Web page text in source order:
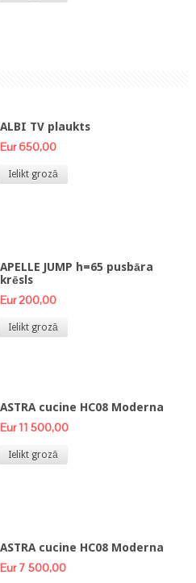
ALBI TV plaukts
Eur 650,00
Ielikt grozā
APELLE JUMP h=65 pusbāra
krēsls
Eur 200,00
Ielikt grozā
ASTRA cucine HC08 Moderna
Eur 11 500,00
Ielikt grozā
ASTRA cucine HC08 Moderna
Eur 7 500,00